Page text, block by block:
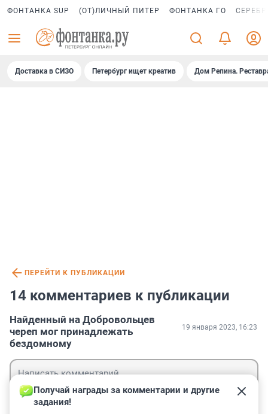
ФОНТАНКА SUP (ОТ)ЛИЧНЫЙ ПИТЕР ФОНТАНКА ГО
Доставка в СИЗО Петербург ищет креатив Дом Репина.
ПЕРЕЙТИ К ПУБЛИКАЦИИ
14 комментариев к публикации
Найденный на Добровольцев
череп мог принадлежать
бездомному
19 января 2023, 16:23
Получай награды за комментарии и другие
задания!